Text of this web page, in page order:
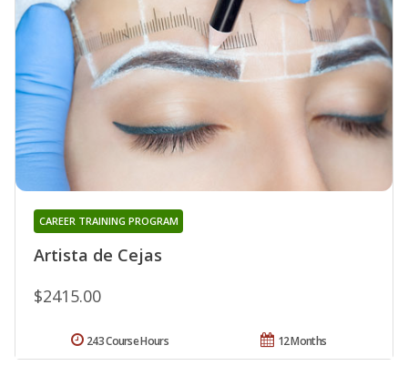
Artista de Cejas
CAREER TRAINING PROGRAM
$2415.00
12 Months
243 Course Hours